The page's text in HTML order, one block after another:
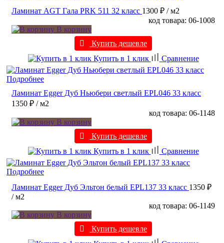
Ламинат AGT Гала PRK 511 32 класс 1300 ₽ / м2
код товара: 06-1008
В корзину
Купить дешевле
Купить в 1 клик
Сравнение
Подробнее
Ламинат Egger Дуб Ньюбери светлый EPL046 33 класс
1350 ₽ / м2
код товара: 06-1148
В корзину
Купить дешевле
Купить в 1 клик
Сравнение
Подробнее
Ламинат Egger Дуб Эльтон белый EPL137 33 класс 1350 ₽
/ м2
код товара: 06-1149
В корзину
Купить дешевле